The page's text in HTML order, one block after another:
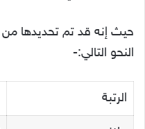
حيث إنه قد تم تحديدها من
النحو التالي:-
الرتبة